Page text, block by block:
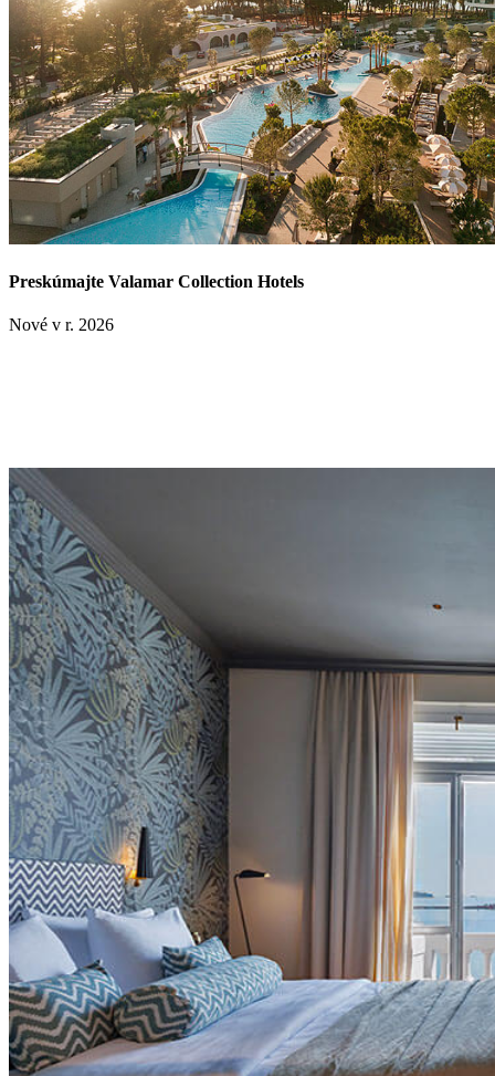
Preskúmajte Valamar Collection Hotels
Nové v r. 2026